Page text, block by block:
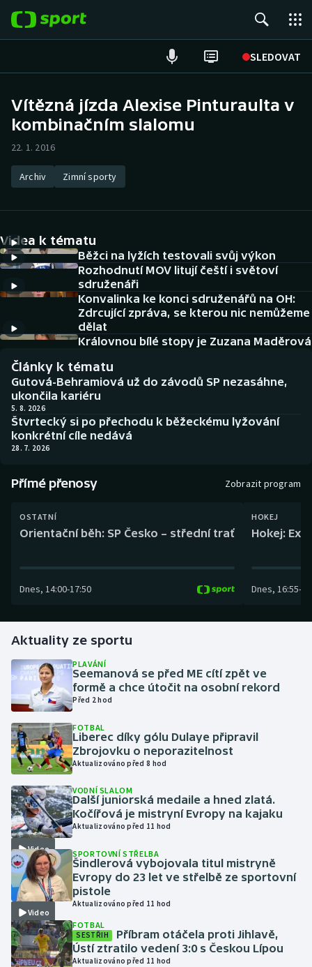
SLEDOVAT
Hokej
Atletika
DALŠÍ SPORTY
Americký fotbal
Baseball a softbal
Biatlon
Boby a skeleton
Curling
Dostihy
Futsal
Golf
Gymnastika
Házená
Jezdectví
Judo
Krasobruslení
Lezení
Lyže a snowboard
Moderní pětiboj
Motorsport
Olympijské hry
NEPŘEHLÉDNĚTE
Aplikace ČT sport
AZ kvíz
Vítězná jízda Alexise Pinturaulta v
kombinačním slalomu
22. 1. 2016
Archiv Zimní sporty
Videa k tématu
Běžci na lyžích testovali svůj výkon
Rozhodnutí MOV litují čeští i světoví
sdruženáři
Konvalinka ke konci sdruženářů na OH:
Zdrcující zpráva, se kterou nic nemůžeme
dělat
Královnou bílé stopy je Zuzana Maděrová
Články k tématu
Gutová-Behramiová už do závodů SP nezasáhne,
ukončila kariéru
5. 8. 2026
Štvrtecký si po přechodu k běžeckému lyžování
konkrétní cíle nedává
28. 7. 2026
Přímé přenosy Zobrazit program
OSTATNÍ
Orientační běh: SP Česko – střední trať
Dnes, 14:00-17:50
HOKEJ
Hokej:
Dnes, 16:55-
Aktuality ze sportu
PLAVÁNÍ
Seemanová se před ME cítí zpět ve
formě a chce útočit na osobní rekord
Před 2 hod
FOTBAL
Liberec díky gólu Dulaye připravil
Zbrojovku o neporazitelnost
Aktualizováno před 8 hod
Video
VODNÍ SLALOM
Další juniorská medaile a hned zlatá.
Kočířová je mistryní Evropy na kajaku
Aktualizováno před 11 hod
Video
SPORTOVNÍ STŘELBA
Šindlerová vybojovala titul mistryně
Evropy do 23 let ve střelbě ze sportovní
pistole
Aktualizováno před 11 hod
FOTBAL
SESTŘIH
Příbram otáčela proti Jihlavě,
Ústí ztratilo vedení 3:0 s Českou Lípou
Aktualizováno před 11 hod